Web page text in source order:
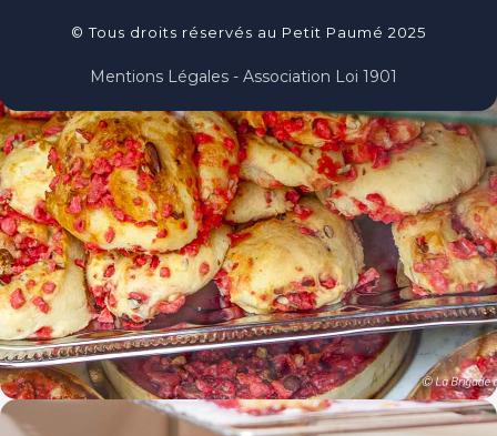
© Tous droits réservés au Petit Paumé 2025
Mentions Légales - Association Loi 1901